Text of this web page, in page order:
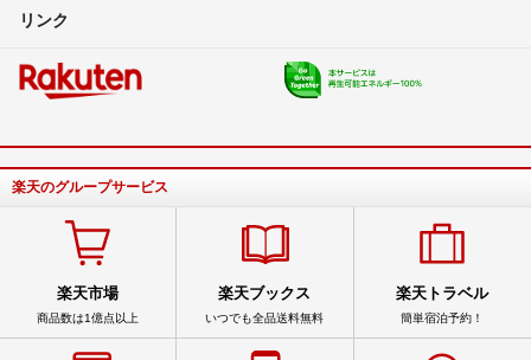
リンク
楽天のグループサービス
楽天市場
商品数は1億点以上
楽天ブックス
いつでも全品送料無料
楽天トラベル
簡単宿泊予約！